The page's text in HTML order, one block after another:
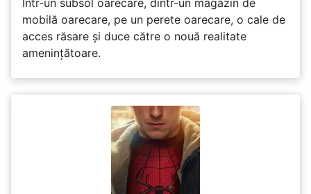
mobilă oarecare, pe un perete oarecare, o cale de
acces răsare și duce către o nouă realitate
amenințătoare.